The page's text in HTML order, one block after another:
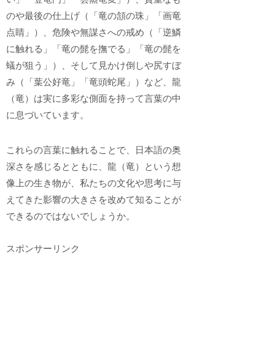
のや最後の仕上げ（「竜の頷の珠」「画竜
点睛」）、危険や無謀さへの戒め（「逆鱗
に触れる」「竜の髭を撫でる」「竜の髭を
蟻が狙う」）、そして見かけ倒しや尻すぼ
み（「葉公好竜」「竜頭蛇尾」）など、龍
（竜）は実に多彩な側面を持って言葉の中
に息づいています。
これらの言葉に触れることで、日本語の奥
深さを感じるとともに、龍（竜）という想
像上の生き物が、私たちの文化や思考に与
えてきた影響の大きさを改めて知ることが
できるのではないでしょうか。
スポンサーリンク